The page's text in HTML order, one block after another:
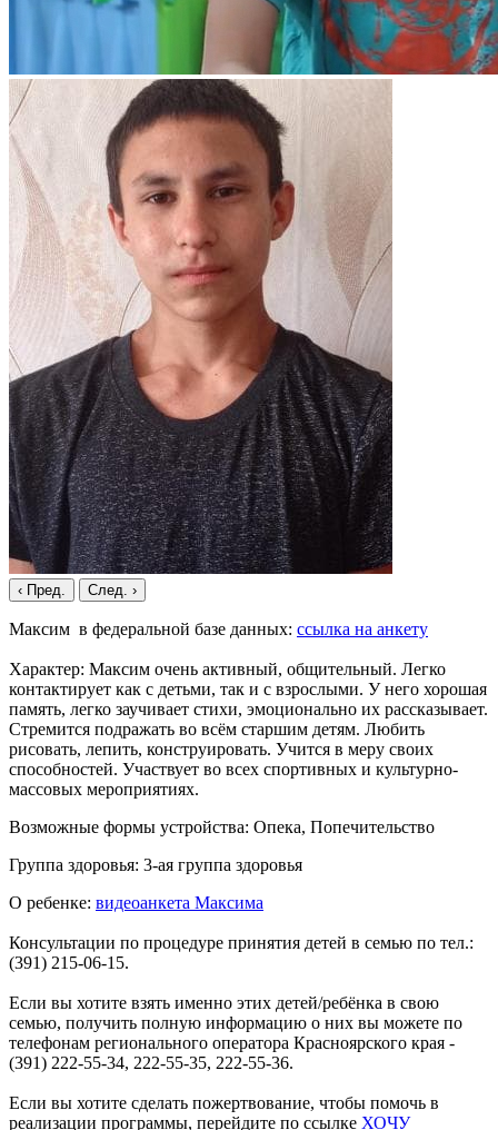
‹ Пред. След. ›
Максим в федеральной базе данных: ссылка на анкету
Характер: Максим очень активный, общительный. Легко
контактирует как с детьми, так и с взрослыми. У него хорошая
память, легко заучивает стихи, эмоционально их рассказывает.
Стремится подражать во всём старшим детям. Любить
рисовать, лепить, конструировать. Учится в меру своих
способностей. Участвует во всех спортивных и культурно-
массовых мероприятиях.
Возможные формы устройства: Опека, Попечительство
Группа здоровья: 3-ая группа здоровья
О ребенке: видеоанкета Максима
Консультации по процедуре принятия детей в семью по тел.:
(391) 215-06-15.
Если вы хотите взять именно этих детей/ребёнка в свою
семью, получить полную информацию о них вы можете по
телефонам регионального оператора Красноярского края -
(391) 222-55-34, 222-55-35, 222-55-36.
Если вы хотите сделать пожертвование, чтобы помочь в
реализации программы, перейдите по ссылке ХОЧУ